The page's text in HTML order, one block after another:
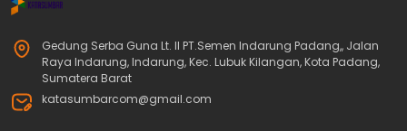
Gedung Serba Guna Lt. II PT.Semen Indarung Padang,, Jalan
Raya Indarung, Indarung, Kec. Lubuk Kilangan, Kota Padang,
Sumatera Barat
katasumbarcom@gmail.com